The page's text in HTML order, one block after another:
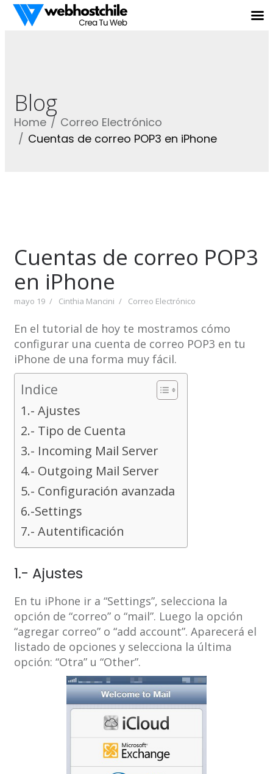
Blog
Home
Correo Electrónico
Cuentas de correo POP3 en iPhone
Cuentas de correo POP3
en iPhone
mayo 19 Cinthia Mancini Correo Electrónico
En el tutorial de hoy te mostramos cómo
configurar una cuenta de correo POP3 en tu
iPhone de una forma muy fácil.
Indice
1.- Ajustes
2.- Tipo de Cuenta
3.- Incoming Mail Server
4.- Outgoing Mail Server
5.- Configuración avanzada
6.-Settings
7.- Autentificación
1.- Ajustes
En tu iPhone ir a “Settings”, selecciona la
opción de “correo” o “mail”. Luego la opción
“agregar correo” o “add account”. Aparecerá el
listado de opciones y selecciona la última
opción: “Otra” u “Other”.